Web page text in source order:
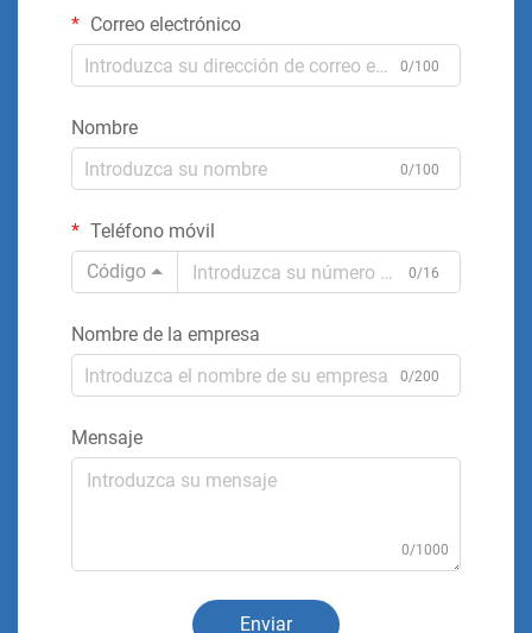
Correo electrónico
0/100
Nombre
0/100
Teléfono móvil
Código
0/16
Nombre de la empresa
0/200
Mensaje
0/1000
Enviar